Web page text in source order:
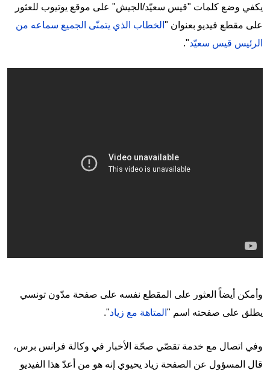
يكفي وضع كلمات "قيس سعيّد/الجيش" على موقع يوتيوب للعثور
على مقطع فيديو بعنوان " الخطاب الذي يتمنّى الجميع سماعه من
الرئيس قيس سعيّد".
وأمكن أيضاً العثور على المقطع نفسه على صفحة مدّون تونسي
يطلق على صفحته اسم " المتاهة مع زياد".
وفي اتصال مع خدمة تقصّي صحّة الأخبار في وكالة فرانس برس،
قال المسؤول عن الصفحة زياد يحيوي إنه هو من أعدّ هذا الفيديو